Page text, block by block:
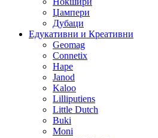
Џампери
Дубаци
Едукативни и Креативни
Geomag
Connetix
Hape
Janod
Kaloo
Lilliputiens
Little Dutch
Buki
Moni